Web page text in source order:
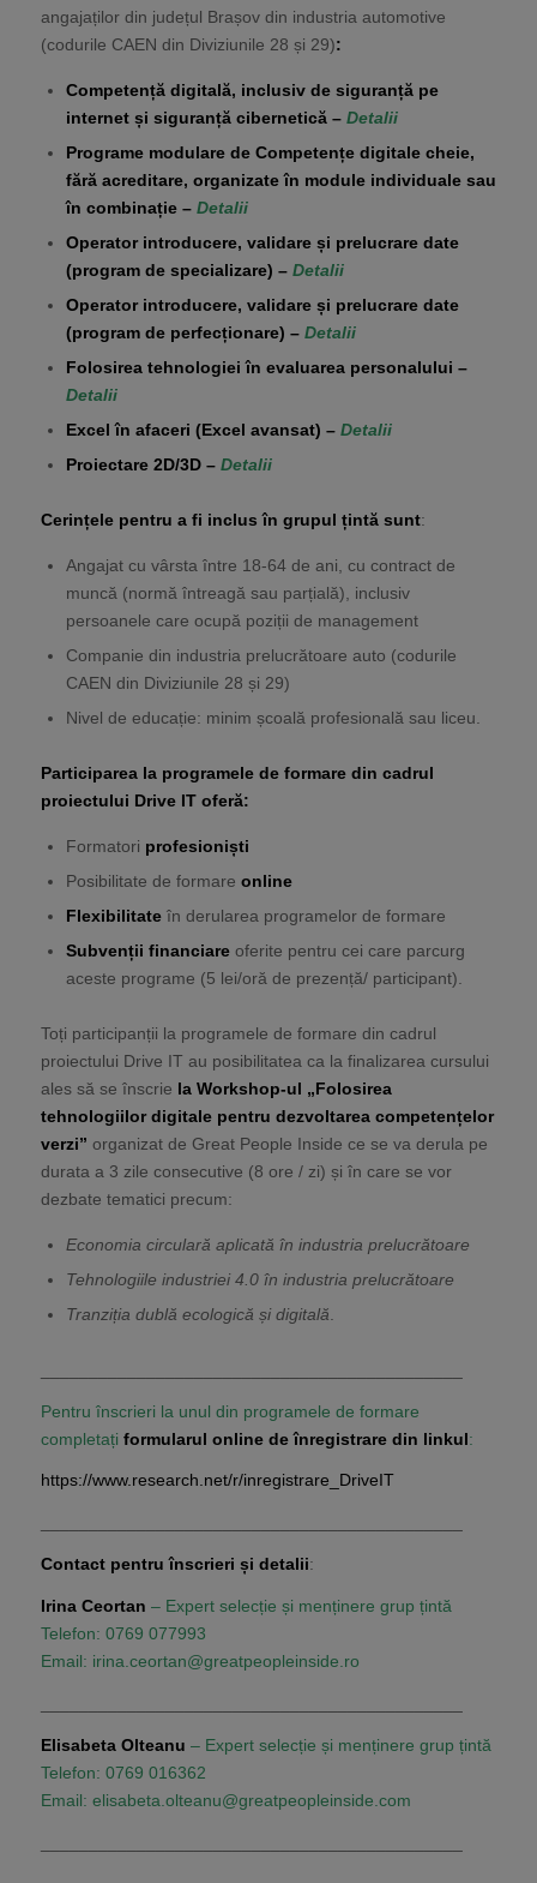
angajaților din județul Brașov din industria automotive
(codurile CAEN din Diviziunile 28 și 29):
Competență digitală, inclusiv de siguranță pe
internet și siguranță cibernetică – Detalii
Programe modulare de Competențe digitale cheie,
fără acreditare, organizate în module individuale sau
în combinație – Detalii
Operator introducere, validare și prelucrare date
(program de specializare) – Detalii
Operator introducere, validare și prelucrare date
(program de perfecționare) – Detalii
Folosirea tehnologiei în evaluarea personalului –
Detalii
Excel în afaceri (Excel avansat) – Detalii
Proiectare 2D/3D – Detalii
Cerințele pentru a fi inclus în grupul țintă sunt:
Angajat cu vârsta între 18-64 de ani, cu contract de
muncă (normă întreagă sau parțială), inclusiv
persoanele care ocupă poziții de management
Companie din industria prelucrătoare auto (codurile
CAEN din Diviziunile 28 și 29)
Nivel de educație: minim școală profesională sau liceu.
Participarea la programele de formare din cadrul
proiectului Drive IT oferă:
Formatori profesioniști
Posibilitate de formare online
Flexibilitate în derularea programelor de formare
Subvenții financiare oferite pentru cei care parcurg
aceste programe (5 lei/oră de prezență/ participant).
Toți participanții la programele de formare din cadrul
proiectului Drive IT au posibilitatea ca la finalizarea cursului
ales să se înscrie la Workshop-ul „Folosirea
tehnologiilor digitale pentru dezvoltarea competențelor
verzi” organizat de Great People Inside ce se va derula pe
durata a 3 zile consecutive (8 ore / zi) și în care se vor
dezbate tematici precum:
Economia circulară aplicată în industria prelucrătoare
Tehnologiile industriei 4.0 în industria prelucrătoare
Tranziția dublă ecologică și digitală
Pentru înscrieri la unul din programele de formare
completați formularul online de înregistrare din linkul:
https://www.research.net/r/inregistrare_DriveIT
Contact pentru înscrieri și detalii:
Irina Ceortan – Expert selecție și menținere grup țintă
Telefon: 0769 077993
Email: irina.ceortan@greatpeopleinside.ro
Elisabeta Olteanu – Expert selecție și menținere grup țintă
Telefon: 0769 016362
Email: elisabeta.olteanu@greatpeopleinside.com